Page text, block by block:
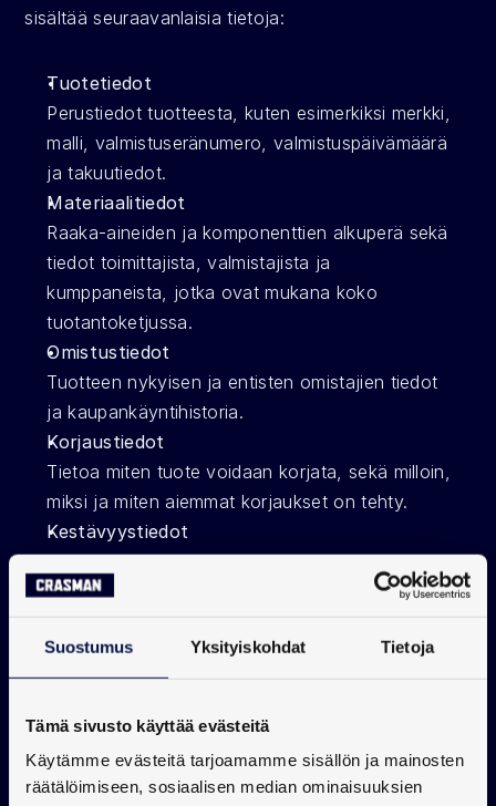
Suostumus Yksityiskohdat Tietoja
Tämä sivusto käyttää evästeitä
Käytämme evästeitä tarjoamamme sisällön ja mainosten
räätälöimiseen, sosiaalisen median ominaisuuksien
sisältää seuraavanlaisia tietoja:
Tuotetiedot
Perustiedot tuotteesta, kuten esimerkiksi merkki,
malli, valmistuseränumero, valmistuspäivämäärä
ja takuutiedot.
Materiaalitiedot
Raaka-aineiden ja komponenttien alkuperä sekä
tiedot toimittajista, valmistajista ja
kumppaneista, jotka ovat mukana koko
tuotantoketjussa.
Omistustiedot
Tuotteen nykyisen ja entisten omistajien tiedot
ja kaupankäyntihistoria.
Korjaustiedot
Tietoa miten tuote voidaan korjata, sekä milloin,
miksi ja miten aiemmat korjaukset on tehty.
Kestävyystiedot
Tietoa tuotteen hiilijalanjäljestä huomioiden
koko valmistusprosessi ja ohjeet tuotteen
hävittämiseen, kun tuotteen elinkaari on
saavuttanut päätepisteensä.
tarjoaa verkkokauppansa tuotesivuilla
yksityiskohtaiset kestävyystiedot tuotteistaan